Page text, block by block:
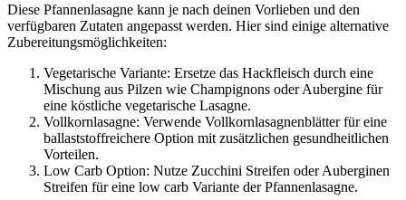
Diese Pfannenlasagne kann je nach deinen Vorlieben und den
verfügbaren Zutaten angepasst werden. Hier sind einige alternative
Zubereitungsmöglichkeiten:
Vegetarische Variante: Ersetze das Hackfleisch durch eine
Mischung aus Pilzen wie Champignons oder Aubergine für
eine köstliche vegetarische Lasagne.
Vollkornlasagne: Verwende Vollkornlasagnenblätter für eine
ballaststoffreichere Option mit zusätzlichen gesundheitlichen
Vorteilen.
Low Carb Option: Nutze Zucchini Streifen oder Auberginen
Streifen für eine low carb Variante der Pfannenlasagne.